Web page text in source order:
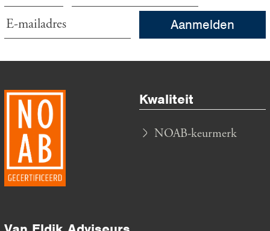
Aanmelden
Kwaliteit
NOAB-keurmerk